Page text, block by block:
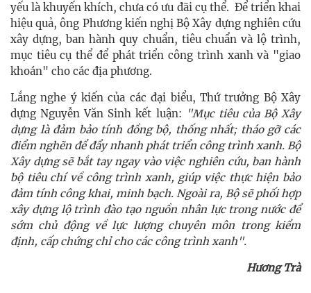
yếu là khuyến khích, chưa có ưu đãi cụ thể. Để triển khai
hiệu quả, ông Phương kiến nghị Bộ Xây dựng nghiên cứu
xây dựng, ban hành quy chuẩn, tiêu chuẩn và lộ trình,
mục tiêu cụ thể để phát triển công trình xanh và "giao
khoán" cho các địa phương.
Lắng nghe ý kiến của các đại biểu, Thứ trưởng Bộ Xây
dựng Nguyễn Văn Sinh kết luận: "Mục tiêu của Bộ Xây
dựng là đảm bảo tính đồng bộ, thống nhất; tháo gỡ các
điểm nghẽn để đẩy nhanh phát triển công trình xanh. Bộ
Xây dựng sẽ bắt tay ngay vào việc nghiên cứu, ban hành
bộ tiêu chí về công trình xanh, giúp việc thực hiện bảo
đảm tính công khai, minh bạch. Ngoài ra, Bộ sẽ phối hợp
xây dựng lộ trình đào tạo nguồn nhân lực trong nước để
sớm chủ động về lực lượng chuyên môn trong kiểm
định, cấp chứng chỉ cho các công trình xanh".
Hương Trà